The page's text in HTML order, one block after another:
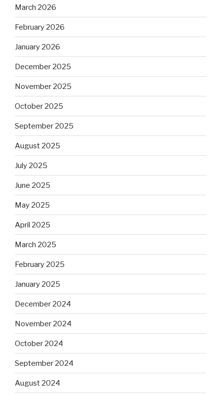
March 2026
February 2026
January 2026
December 2025
November 2025
October 2025
September 2025
August 2025
July 2025
June 2025
May 2025
April 2025
March 2025
February 2025
January 2025
December 2024
November 2024
October 2024
September 2024
August 2024